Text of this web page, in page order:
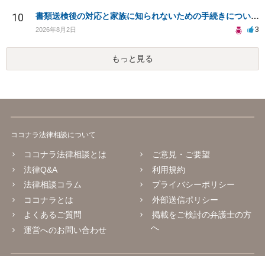
10 書類送検後の対応と家族に知られないための手続きについて相談
2026年8月2日 3
もっと見る
ココナラ法律相談について
ココナラ法律相談とは
法律Q&A
法律相談コラム
ココナラとは
よくあるご質問
運営へのお問い合わせ
ご意見・ご要望
利用規約
プライバシーポリシー
外部送信ポリシー
掲載をご検討の弁護士の方
へ